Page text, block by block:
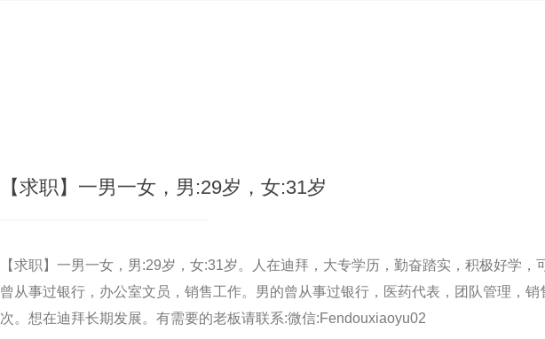
【求职】一男一女，男:29岁，女:31岁
【求职】一男一女，男:29岁，女:31岁。人在迪拜，大专学历，勤奋踏实，积极好学，
曾从事过银行，办公室文员，销售工作。男的曾从事过银行，医药代表，团队管理，销
次。想在迪拜长期发展。有需要的老板请联系:微信:Fendouxiaoyu02